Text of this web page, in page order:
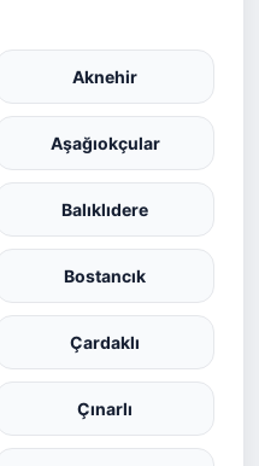
Aknehir
Aşağıokçular
Balıklıdere
Bostancık
Çardaklı
Çınarlı